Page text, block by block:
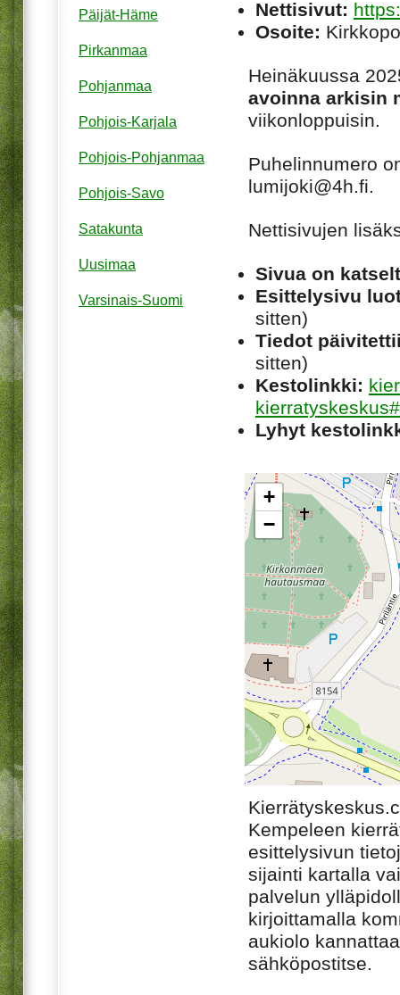
Nettisivut:
Osoite:
Heinäkuussa
avoinna arkisin
viikonloppuisin.
Puhelinnumero
lumijoki@4h.fi.
Nettisivujen
Sivua on
Esittelysivu
sitten)
Tiedot
sitten)
Kestolinkki:
Lyhyt
+
−
Kempeleen
esittelysivun
sijainti kartalla
palvelun
kirjoittamalla
aukiolo
sähköpostitse.
Päijät-Häme
Pirkanmaa
Pohjanmaa
Pohjois-Karjala
Pohjois-Pohjanmaa
Pohjois-Savo
Satakunta
Uusimaa
Varsinais-Suomi